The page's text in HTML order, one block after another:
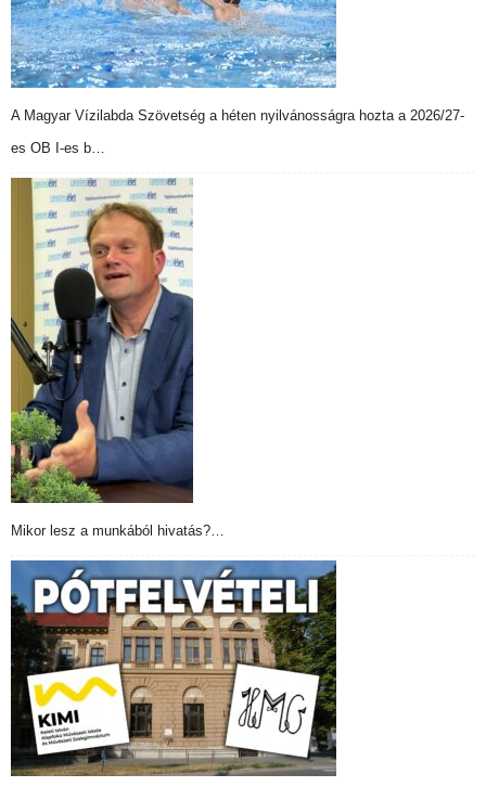
A Magyar Vízilabda Szövetség a héten nyilvánosságra hozta a 2026/27-
es OB I-es b…
Mikor lesz a munkából hivatás?…